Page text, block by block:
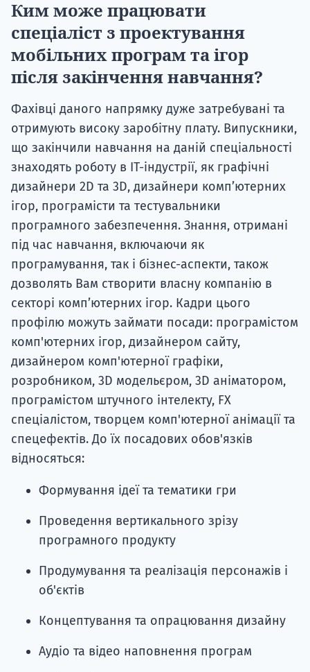
Ким може працювати
спеціаліст з проектування
мобільних програм та ігор
після закінчення навчання?
Фахівці даного напрямку дуже затребувані та
отримують високу заробітну плату. Випускники,
що закінчили навчання на даній спеціальності
знаходять роботу в ІТ-індустрії, як графічні
дизайнери 2D та 3D, дизайнери комп’ютерних
ігор, програмісти та тестувальники
програмного забезпечення. Знання, отримані
під час навчання, включаючи як
програмування, так і бізнес-аспекти, також
дозволять Вам створити власну компанію в
секторі комп’ютерних ігор. Кадри цього
профілю можуть займати посади: програмістом
комп'ютерних ігор, дизайнером сайту,
дизайнером комп'ютерної графіки,
розробником, 3D модельєром, 3D аніматором,
програмістом штучного інтелекту, FX
спеціалістом, творцем комп'ютерної анімації та
спецефектів. До їх посадових обов'язків
відносяться:
Формування ідеї та тематики гри
Проведення вертикального зрізу
програмного продукту
Продумування та реалізація персонажів і
об'єктів
Концептування та опрацювання дизайну
Аудіо та відео наповнення програм